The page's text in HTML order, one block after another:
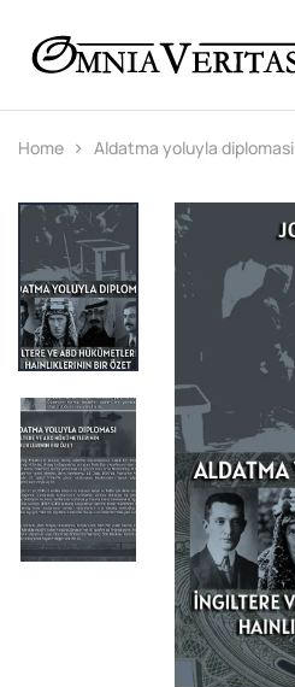
Home Aldatma yoluyla diplomasi